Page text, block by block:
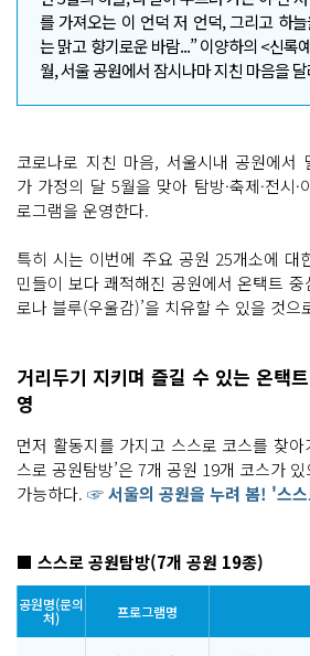
를 가져오는 이 언덕 저 언덕, 그리고 하
는 맑고 향기로운 바람...” 이양하의 <신록
월, 서울 공원에서 잠시나마 지친 마음을
코로나로 지친 마음, 서울시내 공원에서
가 가정의 달 5월을 맞아 탐방·축제·전시
로그램을 운영한다.
특히 시는 이번에 주요 공원 25개소에 대
민들이 보다 쾌적해진 공원에서 온택트 중
로나 블루(우울감)’을 치유할 수 있을 것으
거리두기 지키며 즐길 수 있는 온택
영
먼저 활동지를 가지고 스스로 코스를 찾아
스로 공원탐방’은 7개 공원 19개 코스가
가능하다. ☞ 서울의 공원을 누려 봄! '스
■ 스스로 공원탐방(7개 공원 19종)
공원명(문의
처) 프로그램명